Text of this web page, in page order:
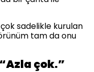
sadelikle kurulan
tam da onu
“Azla çok.”